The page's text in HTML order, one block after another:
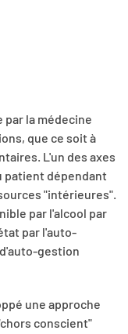
la médecine
que ce soit à
L'un des axes
patient dépendant
"intérieures".
par l'alcool par
par l'auto-
gestion
une approche
conscient"